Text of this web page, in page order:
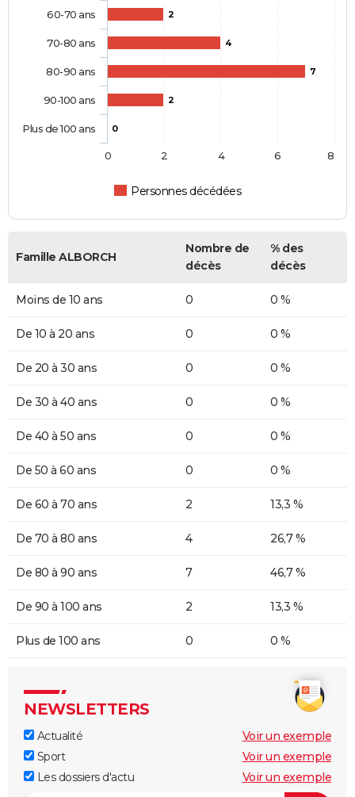
2
4
7
2
0
Personnes décédées
60-70 ans
70-80 ans
80-90 ans
90-100 ans
Plus de 100 ans
0 2 4 6 8
Famille ALBORCH
Nombre de
décès
% des
décès
Moins de 10 ans 0 0 %
De 10 à 20 ans 0 0 %
De 20 à 30 ans 0 0 %
De 30 à 40 ans 0 0 %
De 40 à 50 ans 0 0 %
De 50 à 60 ans 0 0 %
De 60 à 70 ans 2 13,3 %
De 70 à 80 ans 4 26,7 %
De 80 à 90 ans 7 46,7 %
De 90 à 100 ans 2 13,3 %
Plus de 100 ans 0 0 %
NEWSLETTERS
Actualité
Voir un exemple
Sport
Voir un exemple
Les dossiers d'actu
Voir un exemple